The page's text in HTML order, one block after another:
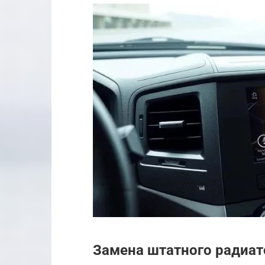
Замена штатного